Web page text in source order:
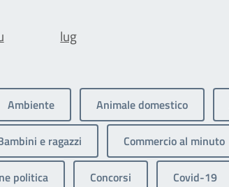
lug
Ambiente Animale domestico
e ragazzi Commercio al minuto
politica Concorsi Covid-19